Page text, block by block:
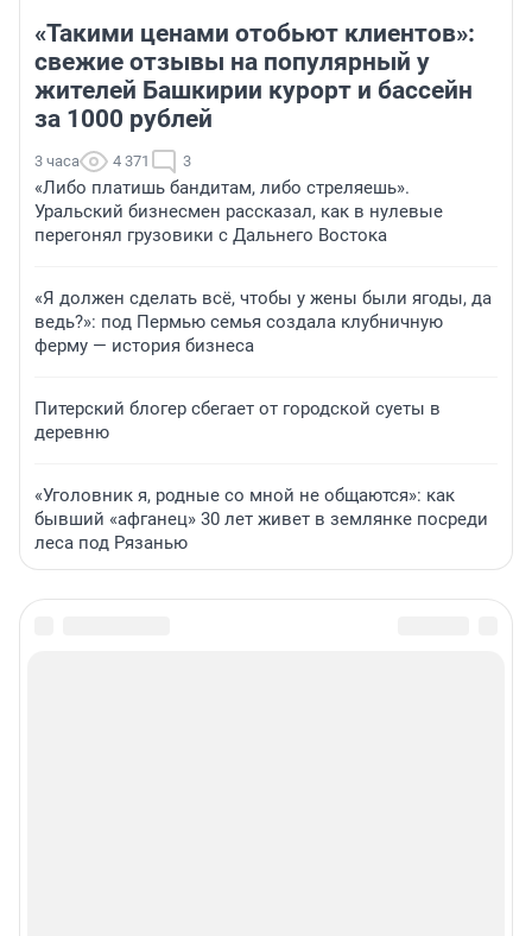
«Такими ценами отобьют клиентов»:
свежие отзывы на популярный у
жителей Башкирии курорт и бассейн
за 1000 рублей
3 часа 4 371 3
«Либо платишь бандитам, либо стреляешь».
Уральский бизнесмен рассказал, как в нулевые
перегонял грузовики с Дальнего Востока
«Я должен сделать всё, чтобы у жены были ягоды, да
ведь?»: под Пермью семья создала клубничную
ферму — история бизнеса
Питерский блогер сбегает от городской суеты в
деревню
«Уголовник я, родные со мной не общаются»: как
бывший «афганец» 30 лет живет в землянке посреди
леса под Рязанью